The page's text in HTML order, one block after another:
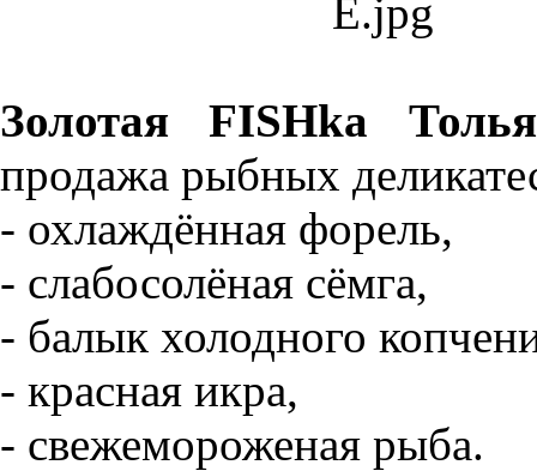
Золотая FISHka
продажа рыбных
- охлаждённая форель,
- слабосолёная сёмга,
- балык холодного
- красная икра,
- свежемороженая рыба.